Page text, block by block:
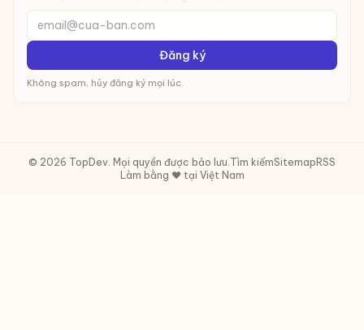
email@cua-ban.com
Đăng ký
Không spam, hủy đăng ký mọi lúc.
© 2026 TopDev. Mọi quyền được bảo lưu.Tìm kiếmSitemap RSS
Làm bằng ❤️ tại Việt Nam